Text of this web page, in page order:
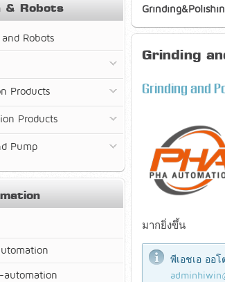
Grinding
Grinding and
มากยิ่งขึ้น
พีเอชเอ ออ
& Robots
Robots
Products
Products
Pump
automation